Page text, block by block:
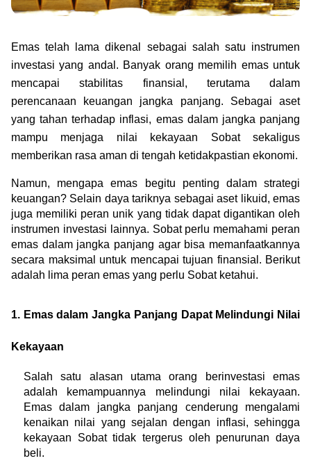
Jual emas kamu ke Treasury
Green Gold
Profile
Tata Kelola
Emas telah lama dikenal sebagai salah satu instrumen
investasi yang andal. Banyak orang memilih emas untuk
mencapai stabilitas finansial, terutama dalam
perencanaan keuangan jangka panjang. Sebagai aset
yang tahan terhadap inflasi, emas dalam jangka panjang
mampu menjaga nilai kekayaan Sobat sekaligus
memberikan rasa aman di tengah ketidakpastian ekonomi.
Namun, mengapa emas begitu penting dalam strategi
keuangan? Selain daya tariknya sebagai aset likuid, emas
juga memiliki peran unik yang tidak dapat digantikan oleh
instrumen investasi lainnya. Sobat perlu memahami peran
emas dalam jangka panjang agar bisa memanfaatkannya
secara maksimal untuk mencapai tujuan finansial. Berikut
adalah lima peran emas yang perlu Sobat ketahui.
1. Emas dalam Jangka Panjang Dapat Melindungi Nilai
Kekayaan
Salah satu alasan utama orang berinvestasi emas
adalah kemampuannya melindungi nilai kekayaan.
Emas dalam jangka panjang cenderung mengalami
kenaikan nilai yang sejalan dengan inflasi, sehingga
kekayaan Sobat tidak tergerus oleh penurunan daya
beli.